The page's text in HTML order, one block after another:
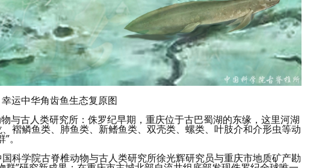
运中华角齿鱼生态复原图
与古人类研究所：侏罗纪早期，重庆位于古巴蜀湖的东缘，这里河湖
褶鳞鱼类、肺鱼类、新鳍鱼类、双壳类、螺类、叶肢介和介形虫等动
”。
科学院古脊椎动物与古人类研究所徐光辉研究员与重庆市地质矿产勘